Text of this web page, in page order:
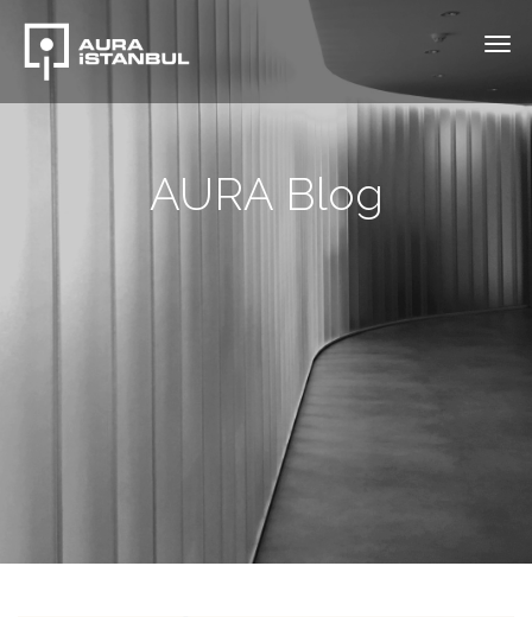
AURA Blog